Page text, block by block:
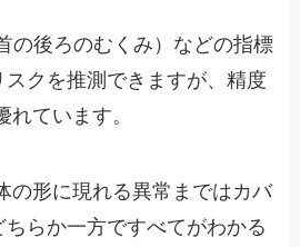
の後ろのむくみ）などの指標
クを推測できますが、精度
ています。
の形に現れる異常まではカバ
らか一方ですべてがわかる